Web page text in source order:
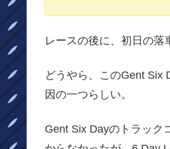
レースの後に、初日の落
どうやら、このGent Six
因の一つらしい。
Gent Six Dayのトラック